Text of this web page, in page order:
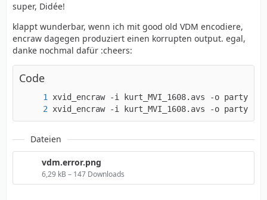
super, Didée!
klappt wunderbar, wenn ich mit good old VDM encodiere,
encraw dagegen produziert einen korrupten output. egal,
danke nochmal dafür :cheers:
Code
xvid_encraw -i kurt_MVI_1608.avs -o
Dateien
vdm.error.png
6,29 kB – 147 Downloads